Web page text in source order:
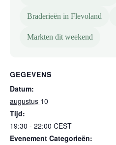
Braderieën in Flevoland
Markten dit weekend
GEGEVENS
Datum:
augustus 10
Tijd:
19:30 - 22:00 CEST
Evenement Categorieën: